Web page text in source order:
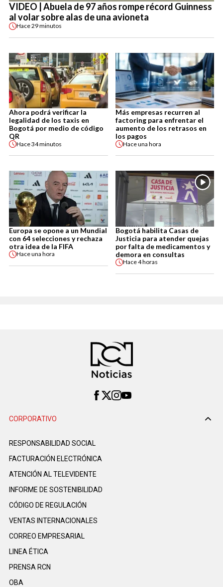
VIDEO | Abuela de 97 años rompe récord Guinness
al volar sobre alas de una avioneta
Hace29 minutos
Ahora podrá verificar la
legalidad de los taxis en
Bogotá por medio de código
QR
Hace34 minutos
Más empresas recurren al
factoring para enfrentar el
aumento de los retrasos en
los pagos
Haceuna hora
Europa se opone a un Mundial
con 64 selecciones y rechaza
otra idea de la FIFA
Haceuna hora
Bogotá habilita Casas de
Justicia para atender quejas
por falta de medicamentos y
demora en consultas
Hace4 horas
CORPORATIVO
RESPONSABILIDAD SOCIAL
FACTURACIÓN ELECTRÓNICA
ATENCIÓN AL TELEVIDENTE
INFORME DE SOSTENIBILIDAD
CÓDIGO DE REGULACIÓN
VENTAS INTERNACIONALES
CORREO EMPRESARIAL
LINEA ÉTICA
PRENSA RCN
OBA